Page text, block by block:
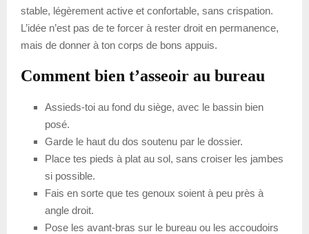
stable, légèrement active et confortable, sans crispation.
L’idée n’est pas de te forcer à rester droit en permanence,
mais de donner à ton corps de bons appuis.
Comment bien t’asseoir au bureau
Assieds-toi au fond du siège, avec le bassin bien
posé.
Garde le haut du dos soutenu par le dossier.
Place tes pieds à plat au sol, sans croiser les jambes
si possible.
Fais en sorte que tes genoux soient à peu près à
angle droit.
Pose les avant-bras sur le bureau ou les accoudoirs